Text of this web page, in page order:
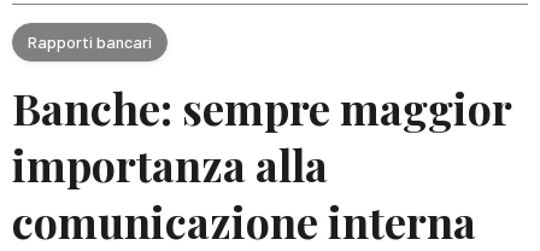
Rapporti bancari
Banche: sempre maggior
importanza alla
comunicazione interna